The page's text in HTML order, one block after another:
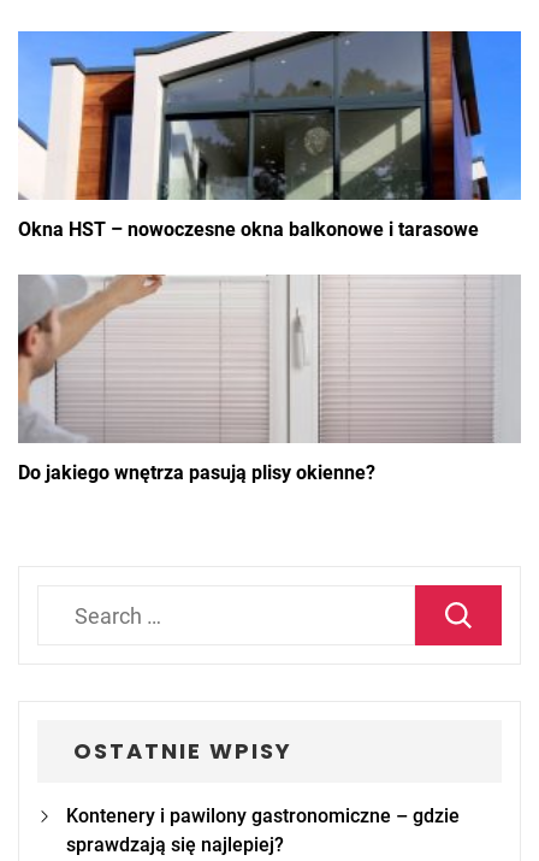
Okna HST – nowoczesne okna balkonowe i tarasowe
Do jakiego wnętrza pasują plisy okienne?
OSTATNIE WPISY
Kontenery i pawilony gastronomiczne – gdzie
sprawdzają się najlepiej?